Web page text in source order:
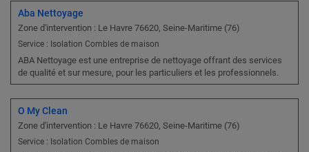
Aba Nettoyage
Zone d'intervention : Le Havre 76620, Seine-Maritime (76)
Service : Isolation Combles de maison
ABA Nettoyage est une entreprise de nettoyage offrant des services
de qualité et sur mesure, pour les particuliers et les professionnels.
O My Clean
Zone d'intervention : Le Havre 76620, Seine-Maritime (76)
Service : Isolation Combles de maison